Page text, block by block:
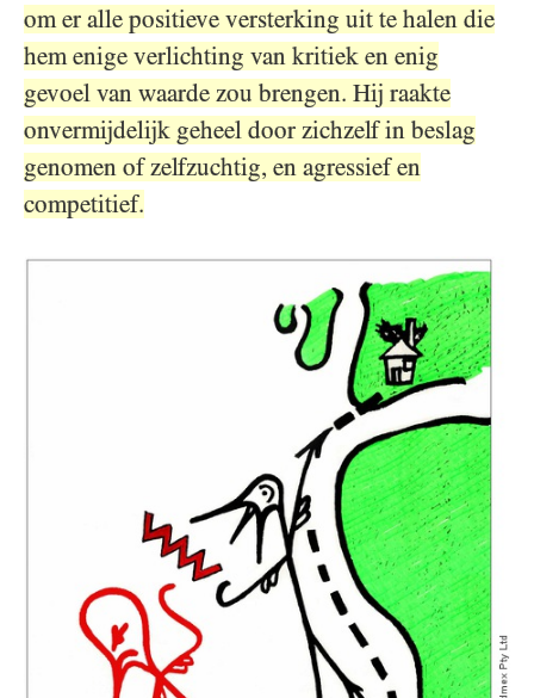
om er alle positieve versterking uit te halen die
hem enige verlichting van kritiek en enig
gevoel van waarde zou brengen. Hij raakte
onvermijdelijk geheel door zichzelf in beslag
genomen of zelfzuchtig, en agressief en
competitief.